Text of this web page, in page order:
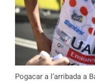
Pogacar a l’arribada a